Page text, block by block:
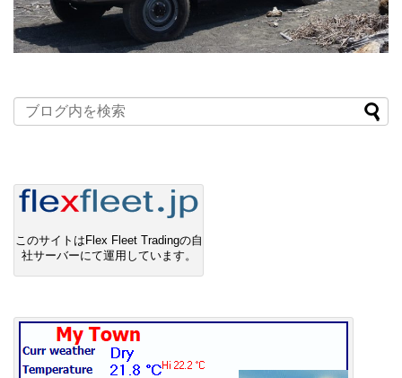
このサイトはFlex Fleet Tradingの自
社サーバーにて運用しています。